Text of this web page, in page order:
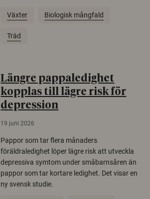
Växter Biologisk mångfald
Träd
Längre pappaledighet
kopplas till lägre risk för
depression
19 juni 2026
Pappor som tar flera månaders
föräldraledighet löper lägre risk att utveckla
depressiva symtom under småbarnsåren än
pappor som tar kortare ledighet. Det visar en
ny svensk studie.